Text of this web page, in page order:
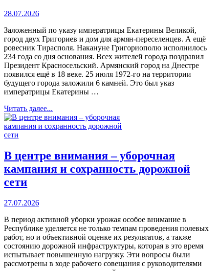
28.07.2026
Заложенный по указу императрицы Екатерины Великой,
город двух Григориев и дом для армян-переселенцев. А ещё
ровесник Тирасполя. Накануне Григориополю исполнилось
234 года со дня основания. Всех жителей города поздравил
Президент Красносельский. Армянский город на Днестре
появился ещё в 18 веке. 25 июля 1972-го на территории
будущего города заложили 6 камней. Это был указ
императрицы Екатерины …
Читать далее...
В центре внимания – уборочная
кампания и сохранность дорожной
сети
27.07.2026
В период активной уборки урожая особое внимание в
Республике уделяется не только темпам проведения полевых
работ, но и объективной оценке их результатов, а также
состоянию дорожной инфраструктуры, которая в это время
испытывает повышенную нагрузку. Эти вопросы были
рассмотрены в ходе рабочего совещания с руководителями